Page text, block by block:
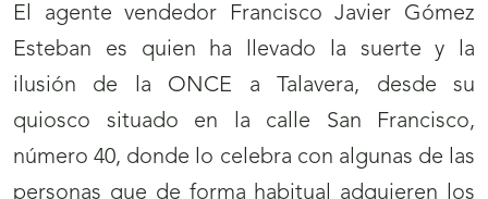
El agente vendedor Francisco Javier Gómez
Esteban es quien ha llevado la suerte y la
ilusión de la ONCE a Talavera, desde su
quiosco situado en la calle San Francisco,
número 40, donde lo celebra con algunas de las
personas que de forma habitual adquieren los